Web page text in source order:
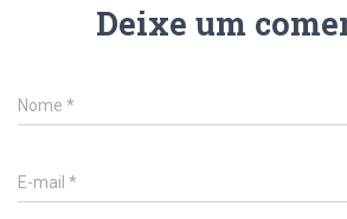
Deixe um
Nome *
E-mail *